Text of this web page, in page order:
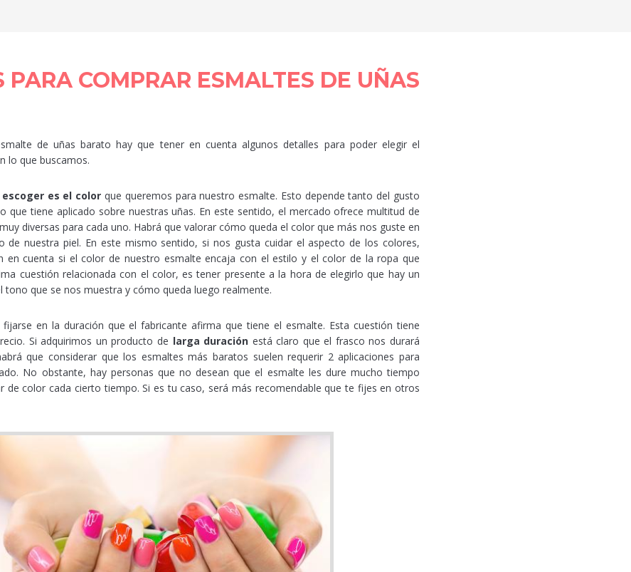
PARA COMPRAR ESMALTES DE UÑAS
de uñas barato hay que tener en cuenta algunos detalles para poder elegir el
lo que buscamos.
escoger es el color que queremos para nuestro esmalte. Esto depende tanto del gusto
que tiene aplicado sobre nuestras uñas. En este sentido, el mercado ofrece multitud de
diversas para cada uno. Habrá que valorar cómo queda el color que más nos guste en
de nuestra piel. En este mismo sentido, si nos gusta cuidar el aspecto de los colores,
en cuenta si el color de nuestro esmalte encaja con el estilo y el color de la ropa que
cuestión relacionada con el color, es tener presente a la hora de elegirlo que hay un
tono que se nos muestra y cómo queda luego realmente.
en la duración que el fabricante afirma que tiene el esmalte. Esta cuestión tiene
Si adquirimos un producto de larga duración está claro que el frasco nos durará
que considerar que los esmaltes más baratos suelen requerir 2 aplicaciones para
No obstante, hay personas que no desean que el esmalte les dure mucho tiempo
de color cada cierto tiempo. Si es tu caso, será más recomendable que te fijes en otros